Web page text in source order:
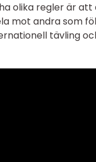
olika regler är
mot andra som
tävling